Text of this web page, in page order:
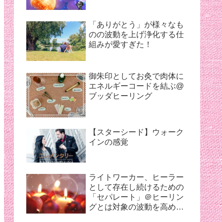
「ありがとう」が様々なも
のの波動を上げ浄化する仕
組みが愛すぎた！
御朱印としてお灸で肉体に
エネルギーコードを結ぶ@
ブッダヒーリング
【スターシード】ウォーク
インの感覚
ライトワーカー、ヒーラー
として存在し続けるための
「セパレート」＠ヒーリン
グとは対象の波動を高め癒